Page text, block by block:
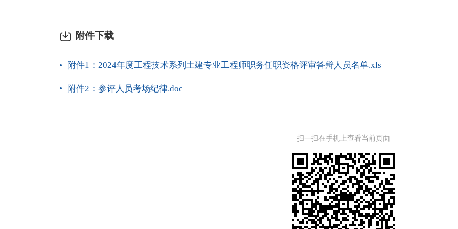
附件下载
附件1：2024年度工程技术系列土建专业工程师职务任职资格评审答辩人员名单.xls
附件2：参评人员考场纪律.doc
扫一扫在手机上查看当前页面